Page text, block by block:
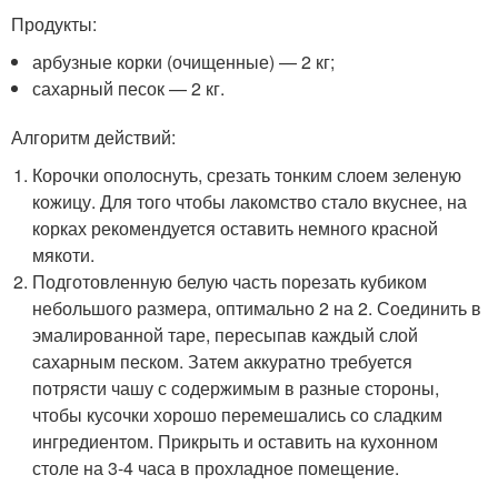
Продукты:
арбузные корки (очищенные) — 2 кг;
сахарный песок — 2 кг.
Алгоритм действий:
Корочки ополоснуть, срезать тонким слоем зеленую
кожицу. Для того чтобы лакомство стало вкуснее, на
корках рекомендуется оставить немного красной
мякоти.
Подготовленную белую часть порезать кубиком
небольшого размера, оптимально 2 на 2. Соединить в
эмалированной таре, пересыпав каждый слой
сахарным песком. Затем аккуратно требуется
потрясти чашу с содержимым в разные стороны,
чтобы кусочки хорошо перемешались со сладким
ингредиентом. Прикрыть и оставить на кухонном
столе на 3-4 часа в прохладное помещение.